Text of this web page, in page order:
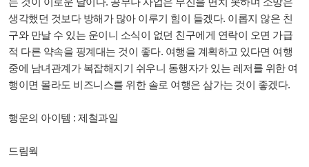
생각했던 것보다 방해가 많아 이루기 힘이 들겠다. 이롭지 않은 친
구와 만날 수 있는 운이니 소식이 없던 친구에게 연락이 오면 가급
적 다른 약속을 핑계대는 것이 좋다. 여행을 계획하고 있다면 여행
중에 남녀관계가 복잡해지기 쉬우니 동행자가 있는 레저를 위한 여
행이면 몰라도 비즈니스를 위한 솔로 여행은 삼가는 것이 좋겠다.
행운의 아이템 : 제철과일
드림웍